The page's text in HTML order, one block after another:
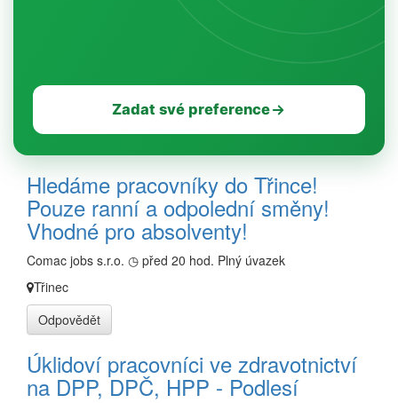
Zadat své preference
Hledáme pracovníky do Třince!
Pouze ranní a odpolední směny!
Vhodné pro absolventy!
Comac jobs s.r.o. ◷ před 20 hod. Plný úvazek
Třinec
Odpovědět
Úklidoví pracovníci ve zdravotnictví
na DPP, DPČ, HPP - Podlesí